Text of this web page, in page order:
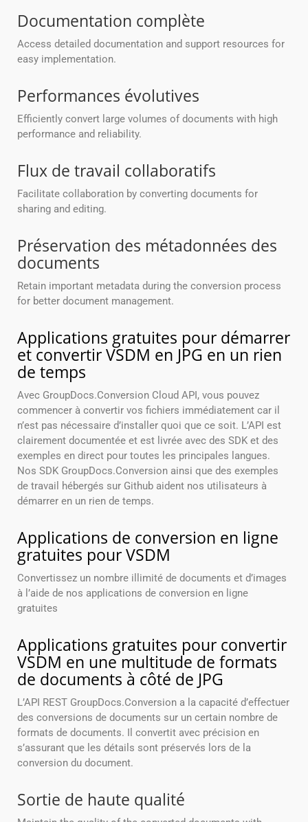
Documentation complète
Access detailed documentation and support resources for
easy implementation.
Performances évolutives
Efficiently convert large volumes of documents with high
performance and reliability.
Flux de travail collaboratifs
Facilitate collaboration by converting documents for
sharing and editing.
Préservation des métadonnées des
documents
Retain important metadata during the conversion process
for better document management.
Applications gratuites pour démarrer
et convertir VSDM en JPG en un rien
de temps
Avec GroupDocs.Conversion Cloud API, vous pouvez
commencer à convertir vos fichiers immédiatement car il
n’est pas nécessaire d’installer quoi que ce soit. L’API est
clairement documentée et est livrée avec des SDK et des
exemples en direct pour toutes les principales langues.
Nos SDK GroupDocs.Conversion ainsi que des exemples
de travail hébergés sur Github aident nos utilisateurs à
démarrer en un rien de temps.
Applications de conversion en ligne
gratuites pour VSDM
Convertissez un nombre illimité de documents et d’images
à l’aide de nos applications de conversion en ligne
gratuites
Applications gratuites pour convertir
VSDM en une multitude de formats
de documents à côté de JPG
L’API REST GroupDocs.Conversion a la capacité d’effectuer
des conversions de documents sur un certain nombre de
formats de documents. Il convertit avec précision en
s’assurant que les détails sont préservés lors de la
conversion du document.
Sortie de haute qualité